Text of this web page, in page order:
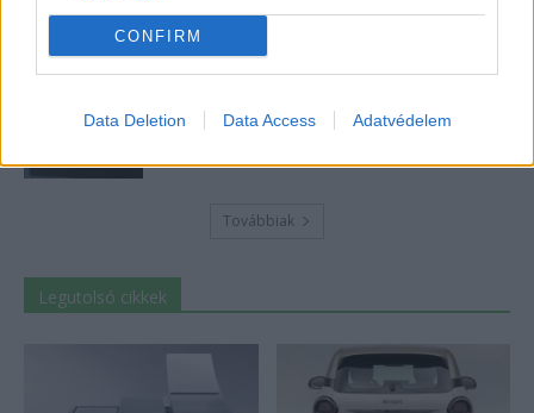
CONFIRM
Data Deletion Data Access Adatvédelem
németek, hogy lekörözzék a kínai...
2026-08-07
30 000 dollár alá szorult a Ford elektromos
pickupjának ára, és...
Továbbiak
Legutolsó cikkek